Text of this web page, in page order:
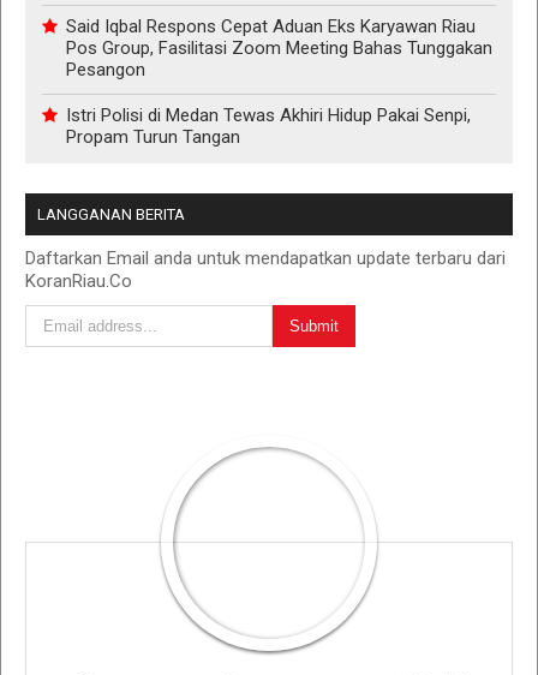
Said Iqbal Respons Cepat Aduan Eks Karyawan Riau
Pos Group, Fasilitasi Zoom Meeting Bahas Tunggakan
Pesangon
Istri Polisi di Medan Tewas Akhiri Hidup Pakai Senpi,
Propam Turun Tangan
LANGGANAN BERITA
Daftarkan Email anda untuk mendapatkan update terbaru dari
KoranRiau.Co